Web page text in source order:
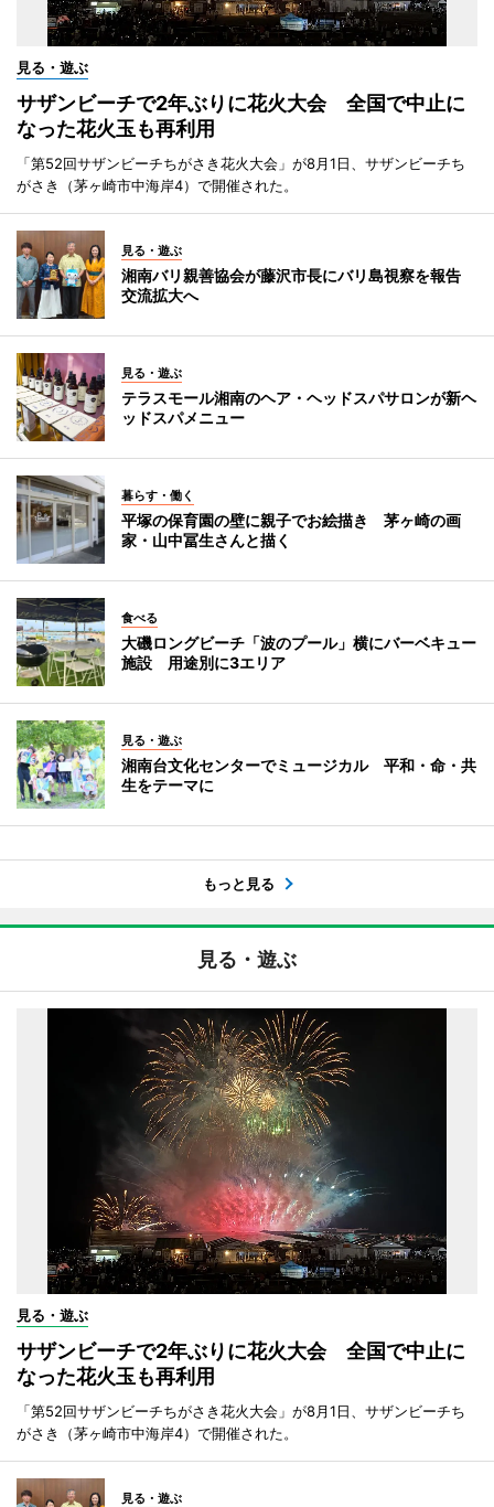
見る・遊ぶ
サザンビーチで2年ぶりに花火大会 全国で中止に
なった花火玉も再利用
「第52回サザンビーチちがさき花火大会」が8月1日、サザンビーチち
がさき（茅ヶ崎市中海岸4）で開催された。
見る・遊ぶ
湘南バリ親善協会が藤沢市長にバリ島視察を報告
交流拡大へ
見る・遊ぶ
テラスモール湘南のヘア・ヘッドスパサロンが新ヘ
ッドスパメニュー
暮らす・働く
平塚の保育園の壁に親子でお絵描き 茅ヶ崎の画
家・山中冨生さんと描く
食べる
大磯ロングビーチ「波のプール」横にバーベキュー
施設 用途別に3エリア
見る・遊ぶ
湘南台文化センターでミュージカル 平和・命・共
生をテーマに
もっと見る
見る・遊ぶ
見る・遊ぶ
サザンビーチで2年ぶりに花火大会 全国で中止に
なった花火玉も再利用
「第52回サザンビーチちがさき花火大会」が8月1日、サザンビーチち
がさき（茅ヶ崎市中海岸4）で開催された。
見る・遊ぶ